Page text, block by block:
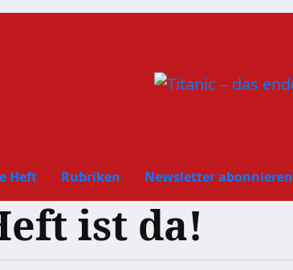
Heft Rubriken Newsletter abonnieren
ist da!